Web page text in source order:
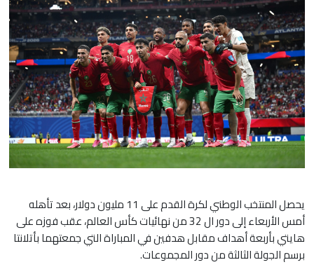
يحصل المنتخب الوطني لكرة القدم على 11 مليون دولار، بعد تأهله
أمس الأربعاء إلى دور ال 32 من نهائيات كأس العالم، عقب فوزه على
هايتي بأربعة أهداف مقابل هدفين في المباراة التي جمعتهما بأتلانتا
برسم الجولة الثالثة من دور المجموعات.